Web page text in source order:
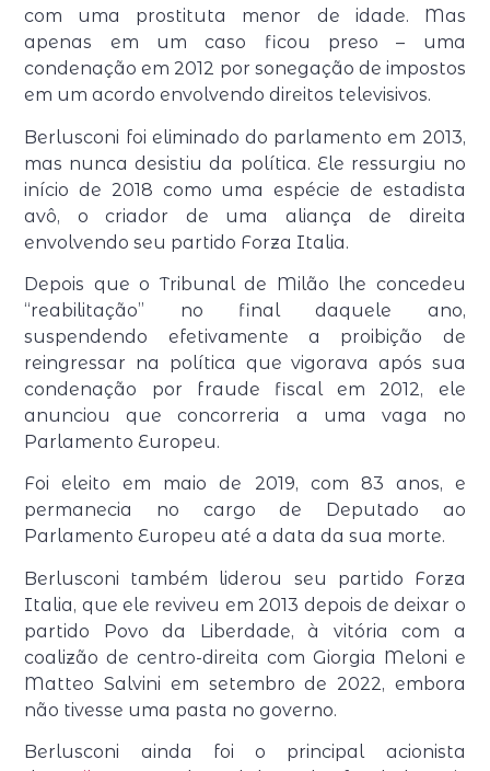
com uma prostituta menor de idade. Mas
apenas em um caso ficou preso – uma
condenação em 2012 por sonegação de impostos
em um acordo envolvendo direitos televisivos.
Berlusconi foi eliminado do parlamento em 2013,
mas nunca desistiu da política. Ele ressurgiu no
início de 2018 como uma espécie de estadista
avô, o criador de uma aliança de direita
envolvendo seu partido Forza Italia.
Depois que o Tribunal de Milão lhe concedeu
“reabilitação” no final daquele ano,
suspendendo efetivamente a proibição de
reingressar na política que vigorava após sua
condenação por fraude fiscal em 2012, ele
anunciou que concorreria a uma vaga no
Parlamento Europeu.
Foi eleito em maio de 2019, com 83 anos, e
permanecia no cargo de Deputado ao
Parlamento Europeu até a data da sua morte.
Berlusconi também liderou seu partido Forza
Italia, que ele reviveu em 2013 depois de deixar o
partido Povo da Liberdade, à vitória com a
coalizão de centro-direita com Giorgia Meloni e
Matteo Salvini em setembro de 2022, embora
não tivesse uma pasta no governo.
Berlusconi ainda foi o principal acionista